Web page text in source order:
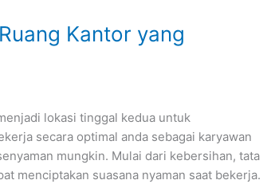
Kantor yang
lokasi tinggal kedua untuk
secara optimal anda sebagai karyawan
mungkin. Mulai dari kebersihan, tata
menciptakan suasana nyaman saat bekerja.